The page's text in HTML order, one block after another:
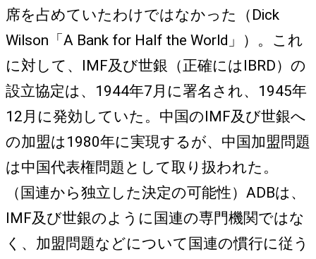
席を占めていたわけではなかった（Dick
Wilson「A Bank for Half the World」）。これ
に対して、IMF及び世銀（正確にはIBRD）の
設立協定は、1944年7月に署名され、1945年
12月に発効していた。中国のIMF及び世銀へ
の加盟は1980年に実現するが、中国加盟問題
は中国代表権問題として取り扱われた。
（国連から独立した決定の可能性）ADBは、
IMF及び世銀のように国連の専門機関ではな
く、加盟問題などについて国連の慣行に従う